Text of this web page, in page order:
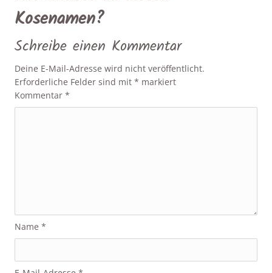
Kosenamen?
Schreibe einen Kommentar
Deine E-Mail-Adresse wird nicht veröffentlicht.
Erforderliche Felder sind mit* markiert
Kommentar*
Name*